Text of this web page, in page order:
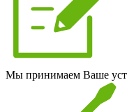
Мы принимаем Ваше